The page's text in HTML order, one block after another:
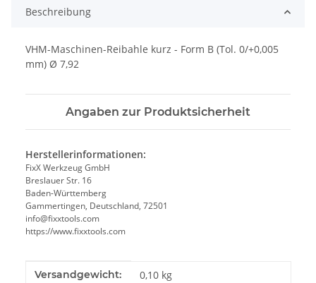
Beschreibung
VHM-Maschinen-Reibahle kurz - Form B (Tol. 0/+0,005
mm) Ø 7,92
Angaben zur Produktsicherheit
Herstellerinformationen:
FixX Werkzeug GmbH
Breslauer Str. 16
Baden-Württemberg
Gammertingen, Deutschland, 72501
info@fixxtools.com
https://www.fixxtools.com
Produkteigenschaft
Wert
Versandgewicht: 0,10 kg